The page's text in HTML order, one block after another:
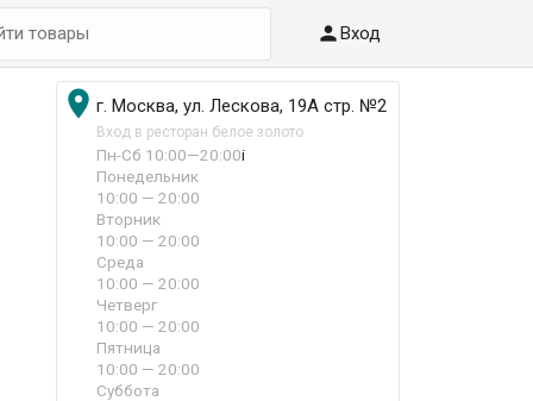
Вход
 г. Москва, ул. Лескова, 19А стр. №2
Вход в ресторан белое золото
Пн-Сб 10:00—20:00i
Понедельник
10:00 — 20:00
Вторник
10:00 — 20:00
Среда
10:00 — 20:00
Четверг
10:00 — 20:00
Пятница
10:00 — 20:00
Суббота